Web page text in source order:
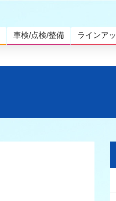
車検/点検/整備 ラインア